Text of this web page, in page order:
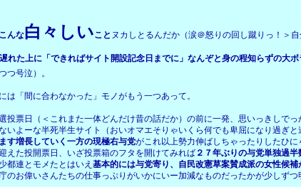
んな白々しいこと ヌカしとるんだか（涙＠怒りの回し蹴りっ！＞
れた上に「できればサイト開設記念日までに」なんぞと身の程知らずの大
号泣）。
「間に合わなかった」モノがもう一つあって。
投票日（＜これまた一体どんだけ昔の話だか）の前に一発、思いっきしで
いよーな半死半生サイト（おいオマエそりゃいくら何でも卑屈になり過ぎ
す増長していく一方の現極右与党がこれ以上勢力伸ばしちゃったりしたひ
えた投開票日、いざ投票箱のフタを開けてみれば ２７年ぶりの与党単独過
都連とモメたとはいえ基本的には与党寄り、自民改憲草案賛成派の女性候補
のお偉いさんたちの仕事っぷりがいかにいー加減なものだったかが少しず